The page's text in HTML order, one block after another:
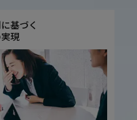
基づく
現